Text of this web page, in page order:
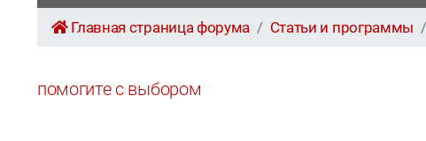
Главная страница форума Статьи и программы
помогите с выбором